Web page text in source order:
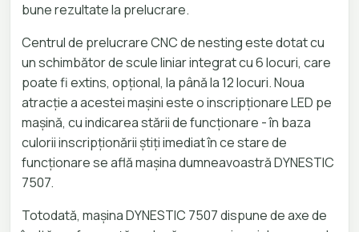
bune rezultate la prelucrare.
Centrul de prelucrare CNC de nesting este dotat cu
un schimbător de scule liniar integrat cu 6 locuri, care
poate fi extins, opțional, la până la 12 locuri. Noua
atracție a acestei mașini este o inscripționare LED pe
mașină, cu indicarea stării de funcționare - în baza
culorii inscripționării știți imediat în ce stare de
funcționare se află mașina dumneavoastră DYNESTIC
7507.
Totodată, mașina DYNESTIC 7507 dispune de axe de